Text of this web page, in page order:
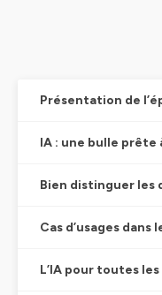
Présentation de
IA : une bulle prête
Cas d’usages
L’IA pour toutes